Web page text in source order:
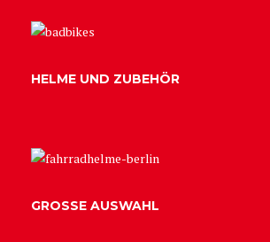
HELME UND ZUBEHÖR
GROSSE AUSWAHL